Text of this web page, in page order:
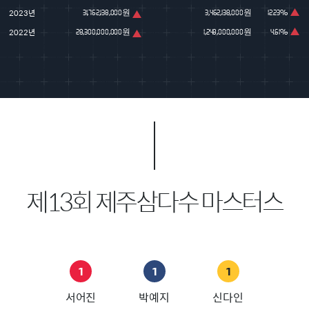
2023년 31,762,138,000원 3,462,138,000원 12.23%
2022년 28,300,000,000원 1,248,000,000원 4.61%
제13회 제주삼다수 마스터스
1
서어진
1
박예지
1
신다인